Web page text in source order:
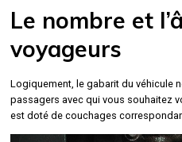
Le nombre et
voyageurs
Logiquement, le gabarit du véhicule
passagers avec qui vous souhaitez
est doté de couchages